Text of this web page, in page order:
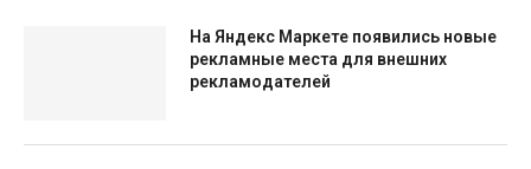
На Яндекс Маркете появились новые
рекламные места для внешних
рекламодателей